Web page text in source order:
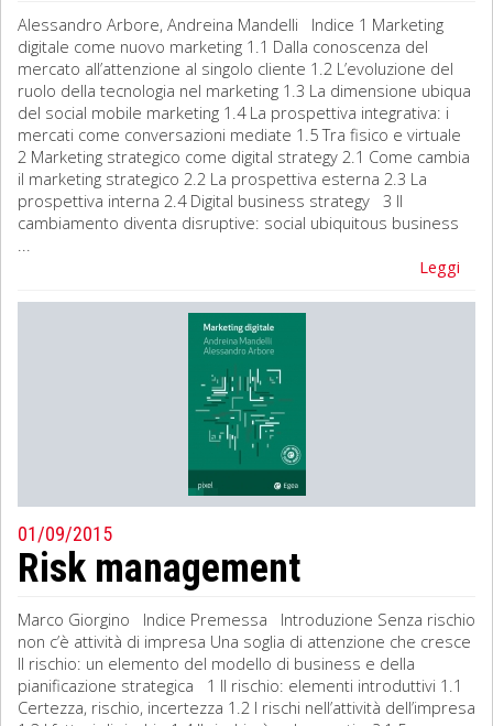
Alessandro Arbore, Andreina Mandelli Indice 1 Marketing
digitale come nuovo marketing 1.1 Dalla conoscenza del
mercato all’attenzione al singolo cliente 1.2 L’evoluzione del
ruolo della tecnologia nel marketing 1.3 La dimensione ubiqua
del social mobile marketing 1.4 La prospettiva integrativa: i
mercati come conversazioni mediate 1.5 Tra fisico e virtuale
2 Marketing strategico come digital strategy 2.1 Come cambia
il marketing strategico 2.2 La prospettiva esterna 2.3 La
prospettiva interna 2.4 Digital business strategy 3 Il
cambiamento diventa disruptive: social ubiquitous business
...
Leggi
01/09/2015
Risk management
Marco Giorgino Indice Premessa Introduzione Senza rischio
non c’è attività di impresa Una soglia di attenzione che cresce
Il rischio: un elemento del modello di business e della
pianificazione strategica 1 Il rischio: elementi introduttivi 1.1
Certezza, rischio, incertezza 1.2 I rischi nell’attività dell’impresa